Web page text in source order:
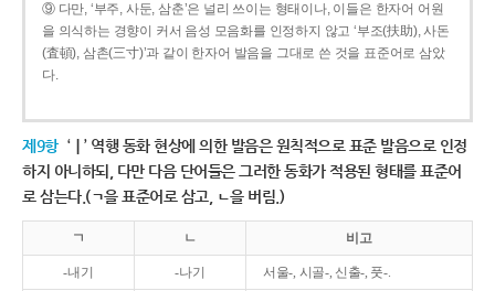
⑨ 다만, ‘부주, 사둔, 삼춘’은 널리 쓰이는 형태이나, 이들은 한자어 어원
을 의식하는 경향이 커서 음성 모음화를 인정하지 않고 ‘부조(扶助), 사돈
(査頓), 삼촌(三寸)’과 같이 한자어 발음을 그대로 쓴 것을 표준어로 삼았
다.
제9항 ‘ㅣ’ 역행 동화 현상에 의한 발음은 원칙적으로 표준 발음으로 인정
하지 아니하되, 다만 다음 단어들은 그러한 동화가 적용된 형태를 표준어
로 삼는다.(ㄱ을 표준어로 삼고, ㄴ을 버림.)
ㄱ ㄴ 비고
-내기 -나기 서울-, 시골-, 신출-, 풋-.